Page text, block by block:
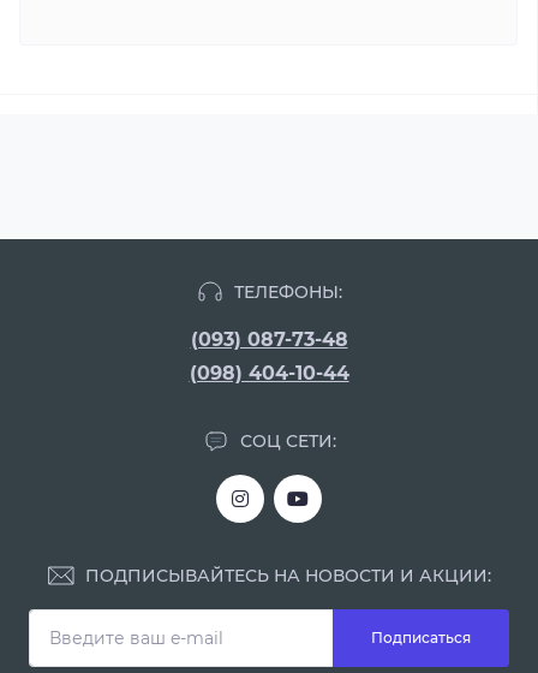
ТЕЛЕФОНЫ:
(093) 087-73-48
(098) 404-10-44
СОЦ СЕТИ:
ПОДПИСЫВАЙТЕСЬ НА НОВОСТИ И АКЦИИ:
Подписаться